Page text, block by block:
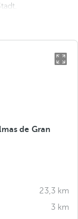
de Gran
23,3 km
3 km